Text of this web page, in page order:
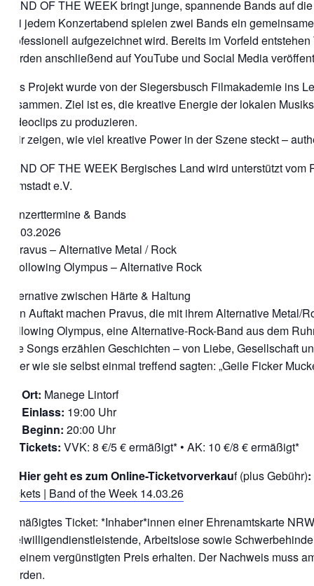
BAND OF THE WEEK bringt junge, spannende Bands auf
Bei jedem Konzertabend spielen zwei Bands ein
professionell aufgezeichnet wird. Bereits im Vorfeld
werden anschließend auf YouTube und Social Media
Das Projekt wurde von der Siegersbusch Filmakademie ins
zusammen. Ziel ist es, die kreative Energie der lokalen
Videoclips zu produzieren.
„Wir zeigen, wie viel kreative Power in der Szene steckt –
BAND OF THE WEEK Bergisches Land wird unterstützt
Filmstadt e.V.
Konzerttermine & Bands
14.03.2026
• Pravus – Alternative Metal / Rock
• Following Olympus – Alternative Rock
Alternative zwischen Härte & Haltung
Den Auftakt machen Pravus, die mit ihrem Alternative
Following Olympus, eine Alternative-Rock-Band aus dem
Ihre Songs erzählen Geschichten – von Liebe, Gesellschaft
Oder wie sie selbst einmal treffend sagten: „Geile Ficker
📍 Ort: Manege Lintorf
👉 Einlass: 19:00 Uhr
👉 Beginn:20:00 Uhr
🎟️ Tickets:VVK: 8 €/5 € ermäßigt* • AK: 10 €/8 € ermäßigt*
Hier geht es zum Online-Ticketvorverkauf (plus Gebühr):
Tickets | Band of the Week 14.03.26
Ermäßigtes Ticket: *Inhaber*innen einer Ehrenamtskarte
Freiwilligendienstleistende, Arbeitslose sowie
zu einem vergünstigten Preis erhalten. Der Nachweis muss
werden.